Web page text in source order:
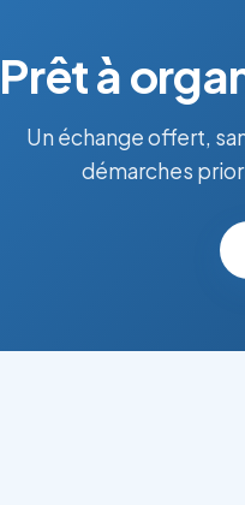
Prêt à
Un échange offert,
démarches